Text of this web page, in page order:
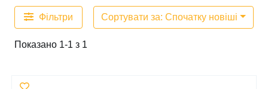
Фільтри
Показано 1-1 з 1
Сортувати за: Спочатку новіші